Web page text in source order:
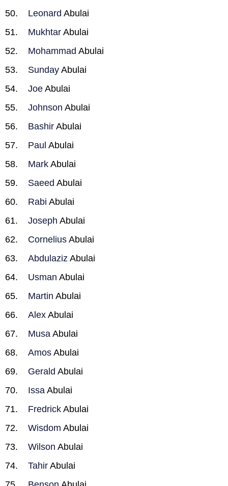
Leonard Abulai
Mukhtar Abulai
Mohammad Abulai
Sunday Abulai
Joe Abulai
Johnson Abulai
Bashir Abulai
Paul Abulai
Mark Abulai
Saeed Abulai
Rabi Abulai
Joseph Abulai
Cornelius Abulai
Abdulaziz Abulai
Usman Abulai
Martin Abulai
Alex Abulai
Musa Abulai
Amos Abulai
Gerald Abulai
Issa Abulai
Fredrick Abulai
Wisdom Abulai
Wilson Abulai
Tahir Abulai